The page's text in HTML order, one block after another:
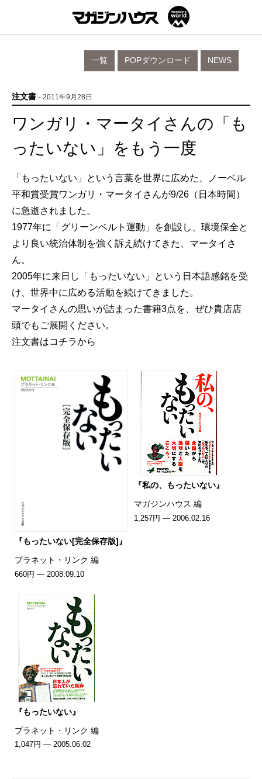
NEWS
POPダウンロード
一覧
注文書 - 2011年9月28日
ワンガリ・マータイさんの「も
ったいない」をもう一度
「もったいない」という言葉を世界に広めた、ノーベル
平和賞受賞ワンガリ・マータイさんが9/26（日本時間）
に急逝されました。
1977年に「グリーンベルト運動」を創設し、環境保全と
より良い統治体制を強く訴え続けてきた、マータイさ
ん。
2005年に来日し「もったいない」という日本語感銘を受
け、世界中に広める活動を続けてきました。
マータイさんの思いが詰まった書籍3点を、ぜひ貴店店
頭でもご展開ください。
注文書はコチラから
『もったいない[完全保存版]』
プラネット・リンク 編
660円 — 2008.09.10
『私の、もったいない』
マガジンハウス 編
1,257円 — 2006.02.16
『もったいない』
プラネット・リンク 編
1,047円 — 2005.06.02